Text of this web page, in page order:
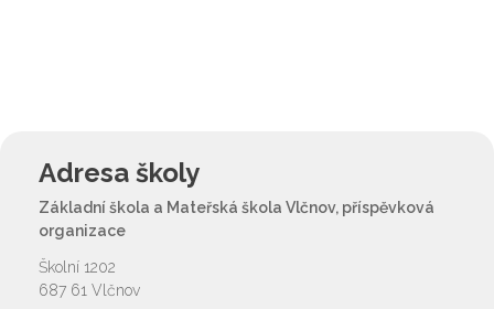
Adresa školy
Základní škola a Mateřská škola Vlčnov, příspěvková
organizace
Školní 1202
687 61 Vlčnov